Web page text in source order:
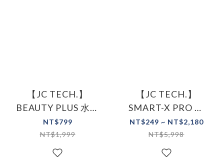
【JC TECH.】
BEAUTY PLUS 水洗
電動去角質磨皮機
修膜儀
NT$799
NT$1,999
【JC TECH.】
SMART-X PRO 全
方位磁吸腳架 藍芽
自拍腳架
NT$249 ~ NT$2,180
NT$5,998